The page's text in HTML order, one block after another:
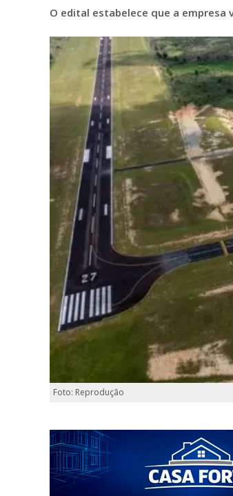
O edital estabelece que a
Foto: Reprodução